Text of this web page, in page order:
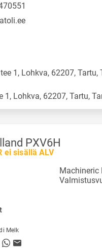
1, Lohkva, 62207, Tartu,
PXV6H
ei sisällä ALV
Machineric
Melk